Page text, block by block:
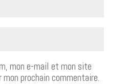
mon e-mail et mon site
prochain commentaire.